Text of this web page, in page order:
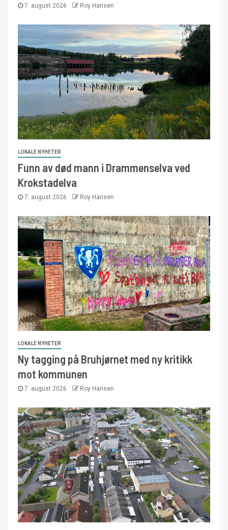
7. august 2026 Roy Hansen
LOKALE NYHETER
Funn av død mann i Drammenselva ved
Krokstadelva
7. august 2026 Roy Hansen
LOKALE NYHETER
Ny tagging på Bruhjørnet med ny kritikk
mot kommunen
7. august 2026 Roy Hansen